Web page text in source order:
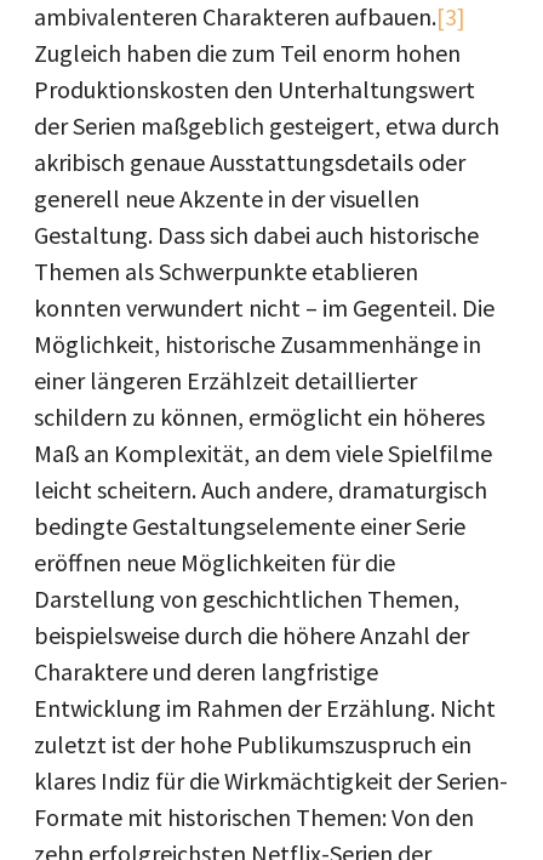
ambivalenteren Charakteren aufbauen.[3]
Zugleich haben die zum Teil enorm hohen
Produktionskosten den Unterhaltungswert
der Serien maßgeblich gesteigert, etwa durch
akribisch genaue Ausstattungsdetails oder
generell neue Akzente in der visuellen
Gestaltung. Dass sich dabei auch historische
Themen als Schwerpunkte etablieren
konnten verwundert nicht – im Gegenteil. Die
Möglichkeit, historische Zusammenhänge in
einer längeren Erzählzeit detaillierter
schildern zu können, ermöglicht ein höheres
Maß an Komplexität, an dem viele Spielfilme
leicht scheitern. Auch andere, dramaturgisch
bedingte Gestaltungselemente einer Serie
eröffnen neue Möglichkeiten für die
Darstellung von geschichtlichen Themen,
beispielsweise durch die höhere Anzahl der
Charaktere und deren langfristige
Entwicklung im Rahmen der Erzählung. Nicht
zuletzt ist der hohe Publikumszuspruch ein
klares Indiz für die Wirkmächtigkeit der Serien-
Formate mit historischen Themen: Von den
zehn erfolgreichsten Netflix-Serien der